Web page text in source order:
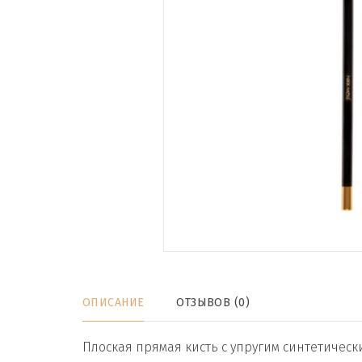
ОПИСАНИЕ ОТЗЫВОВ (0)
Плоская прямая кисть с упругим